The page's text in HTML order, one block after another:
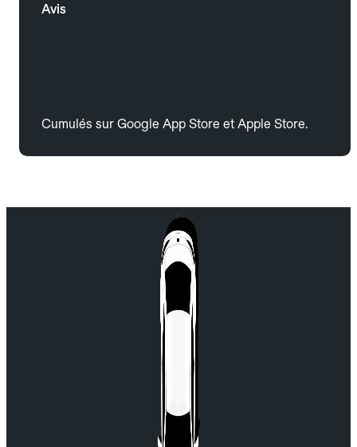
Avis
Cumulés sur Google App Store et Apple Store.